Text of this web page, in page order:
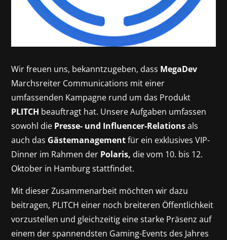
Wir freuen uns, bekanntzugeben, dass MegaDev
Marchsreiter Communications mit einer
umfassenden Kampagne rund um das Produkt
PLITCH beauftragt hat. Unsere Aufgaben umfassen
sowohl die Presse- und Influencer-Relationsals
auch das Gästemanagementfür ein exklusives VIP-
Dinner im Rahmen der Polaris, die vom 10. bis 12.
Oktober in Hamburg stattfindet.
Mit dieser Zusammenarbeit möchten wir dazu
beitragen, PLITCH einer noch breiteren Öffentlichkeit
vorzustellen und gleichzeitig eine starke Präsenz auf
einem der spannendsten Gaming-Events des Jahres